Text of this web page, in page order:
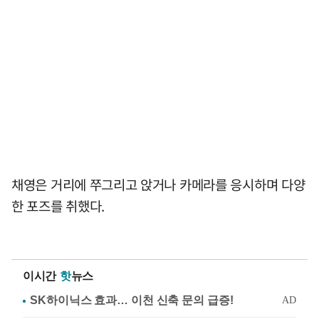
채영은 거리에 쭈그리고 앉거나 카메라를 응시하며 다양
한 포즈를 취했다.
이시간 핫뉴스